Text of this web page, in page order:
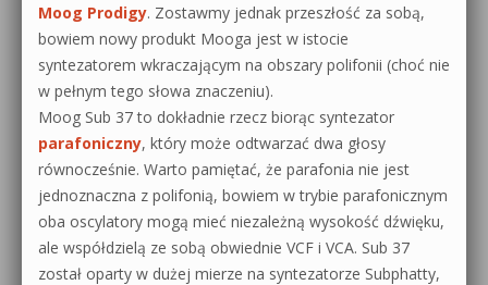
Moog Prodigy. Zostawmy jednak przeszłość za sobą,
bowiem nowy produkt Mooga jest w istocie
syntezatorem wkraczającym na obszary polifonii (choć nie
w pełnym tego słowa znaczeniu).
Moog Sub 37 to dokładnie rzecz biorąc syntezator
parafoniczny, który może odtwarzać dwa głosy
równocześnie. Warto pamiętać, że parafonia nie jest
jednoznaczna z polifonią, bowiem w trybie parafonicznym
oba oscylatory mogą mieć niezależną wysokość dźwięku,
ale współdzielą ze sobą obwiednie VCF i VCA. Sub 37
został oparty w dużej mierze na syntezatorze Subphatty,